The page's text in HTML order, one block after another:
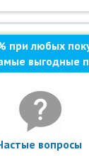
при любых
выгодные
вопросы